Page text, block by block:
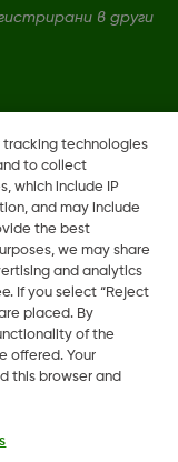
в други
на регион
tracking technologies
to collect
which include IP
and may include
the best
we may share
and analytics
If you select “Reject
placed. By
of the
offered. Your
this browser and